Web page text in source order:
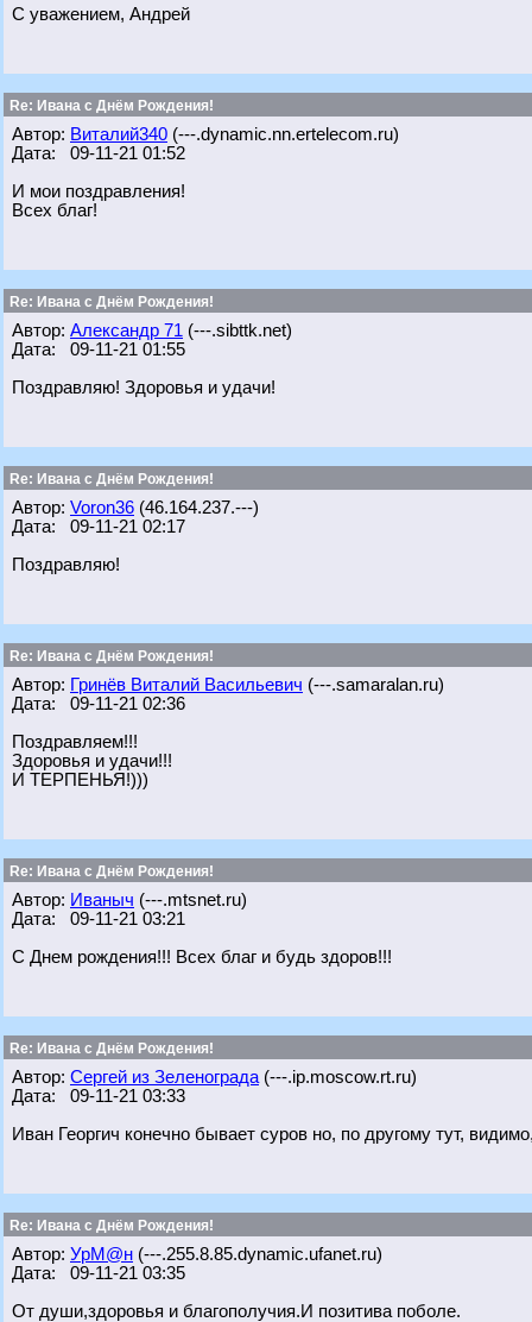
С уважением, Андрей
Re: Ивана с Днём Рождения!
Автор: Виталий340 (---.dynamic.nn.ertelecom.ru)
Дата: 09-11-21 01:52
И мои поздравления!
Всех благ!
Re: Ивана с Днём Рождения!
Автор: Александр 71 (---.sibttk.net)
Дата: 09-11-21 01:55
Поздравляю! Здоровья и удачи!
Re: Ивана с Днём Рождения!
Автор: Voron36 (46.164.237.---)
Дата: 09-11-21 02:17
Поздравляю!
Re: Ивана с Днём Рождения!
Автор: Гринёв Виталий Васильевич (---.samaralan.ru)
Дата: 09-11-21 02:36
Поздравляем!!!
Здоровья и удачи!!!
И ТЕРПЕНЬЯ!)))
Re: Ивана с Днём Рождения!
Автор: Иваныч (---.mtsnet.ru)
Дата: 09-11-21 03:21
С Днем рождения!!! Всех благ и будь здоров!!!
Re: Ивана с Днём Рождения!
Автор: Сергей из Зеленограда (---.ip.moscow.rt.ru)
Дата: 09-11-21 03:33
Иван Георгич конечно бывает суров но, по другому тут,
Re: Ивана с Днём Рождения!
Автор: УрМ@н (---.255.8.85.dynamic.ufanet.ru)
Дата: 09-11-21 03:35
От души,здоровья и благополучия.И позитива поболе.